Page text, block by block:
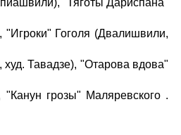
"Тяготы Дариспана"
"Игроки" Гоголя (Двалишвили,
Тавадзе), "Отарова вдова"
"Канун грозы" Маляревского .